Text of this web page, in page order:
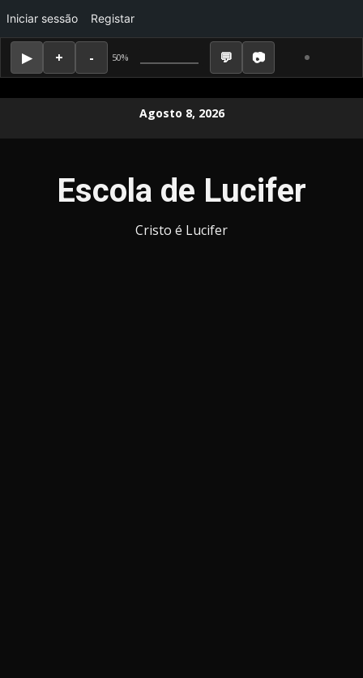
50%
Iniciar sessão Registar
Agosto 8, 2026
Escola de Lucifer
Cristo é Lucifer